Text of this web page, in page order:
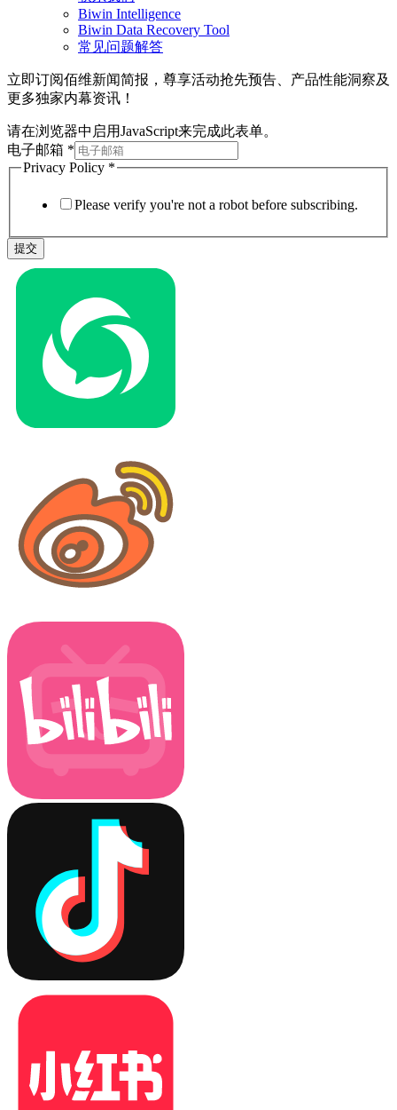
Biwin Intelligence
Biwin Data Recovery Tool
常见问题解答
立即订阅佰维新闻简报，尊享活动抢先预告、产品性能洞察及
更多独家内幕资讯！
请在浏览器中启用JavaScript来完成此表单。
电子邮箱 *
Privacy Policy *
Please verify you're not a robot before subscribing.
提交